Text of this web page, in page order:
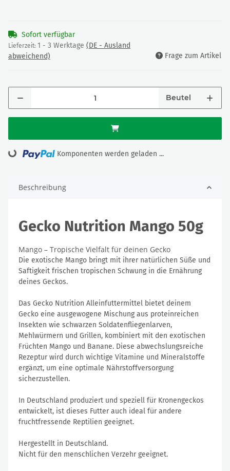
Sofort verfügbar
Lieferzeit: 1 - 3 Werktage (DE - Ausland
abweichend)
Frage zum Artikel
Beutel
Loading... Komponenten werden geladen ...
Beschreibung
Gecko Nutrition Mango 50g
Mango – Tropische Vielfalt für deinen Gecko
Die exotische Mango bringt mit ihrer natürlichen Süße und
Saftigkeit frischen tropischen Schwung in die Ernährung
deines Geckos.
Das Gecko Nutrition Alleinfuttermittel bietet deinem
Gecko eine ausgewogene Mischung aus proteinreichen
Insekten wie schwarzen Soldatenfliegenlarven,
Mehlwürmern und Grillen, kombiniert mit den exotischen
Früchten Mango und Banane. Diese abwechslungsreiche
Rezeptur wird durch wichtige Vitamine und Mineralstoffe
ergänzt, um eine optimale Nährstoffversorgung
sicherzustellen.
In Deutschland produziert und speziell für Kronengeckos
entwickelt, ist dieses Futter auch ideal für andere
fruchtfressende Reptilien geeignet.
Hergestellt in Deutschland.
Nicht für den menschlichen Verzehr geeignet.